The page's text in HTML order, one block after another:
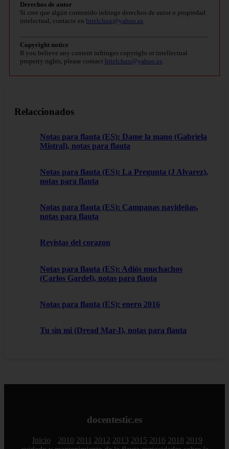
Derechos de autor
Si cree que algún contenido infringe derechos de autor o propiedad
intelectual, contacte en bitelchux@yahoo.es.
Copyright notice
If you believe any content infringes copyright or intellectual
property rights, please contact bitelchux@yahoo.es.
Relaccionados
Notas para flauta (ES): Dame la mano (Gabriela
Mistral), notas para flauta
Notas para flauta (ES): La Pregunta (J Alvarez),
notas para flauta
Notas para flauta (ES): Campanas navideñas,
notas para flauta
Revistas del corazon
Notas para flauta (ES): Adiós muchachos
(Carlos Gardel), notas para flauta
Notas para flauta (ES): enero 2016
Tu sin mi (Dread Mar-I), notas para flauta
docentestic.es
Inicio 2010 2011 2012 2013 2015 2016 2018 2019